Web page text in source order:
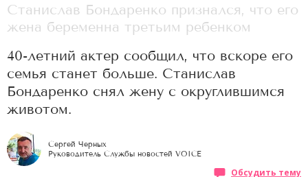
Станислав Бондаренко признался, что его
жена беременна третьим ребенком
40-летний актер сообщил, что вскоре его
семья станет больше. Станислав
Бондаренко снял жену с округлившимся
животом.
Сергей Черных
Руководитель Службы новостей VOICE
Обсудить тему